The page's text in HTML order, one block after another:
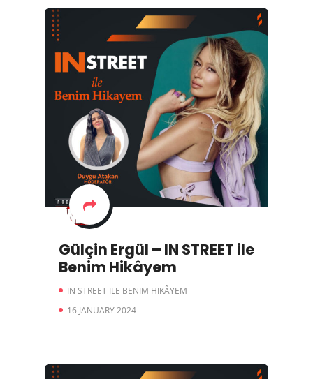
Gülçin Ergül – IN STREET ile
Benim Hikâyem
IN STREET ILE BENIM HIKÂYEM
16 JANUARY 2024